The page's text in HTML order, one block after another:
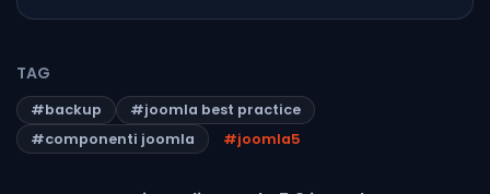
TAG
#backup
#joomla best practice
#componenti joomla
#joomla5